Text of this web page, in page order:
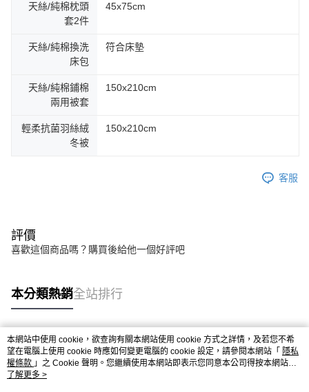
天絲/純棉枕頭
套2件
45x75cm
天絲/純棉換洗
床包
符合床墊
天絲/純棉鋪棉
兩用被套
150x210cm
輕柔抗菌羽絲絨
冬被
150x210cm
客服
評價
喜歡這個商品嗎？購買後給他一個好評吧
本分類熱銷全站排行
熱門標籤
本網站中使用 cookie，欲查詢有關本網站使用 cookie 方式之詳情，及若您不希
望在電腦上使用 cookie 時應如何變更電腦的 cookie 設定，請參閱本網站「 隱私
權條款 」之 Cookie 聲明。您繼續使用本網站即表示您同意本公司得按本網站使
用條款之 Cookie 聲明使用 cookie。
了解更多 >